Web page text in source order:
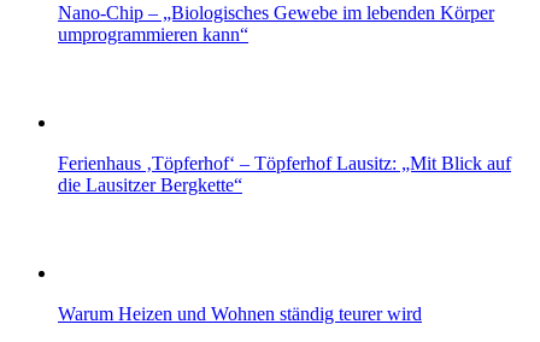
Nano-Chip – „Biologisches Gewebe im lebenden Körper
umprogrammieren kann“
Ferienhaus ‚Töpferhof‘ – Töpferhof Lausitz: „Mit Blick auf
die Lausitzer Bergkette“
Warum Heizen und Wohnen ständig teurer wird